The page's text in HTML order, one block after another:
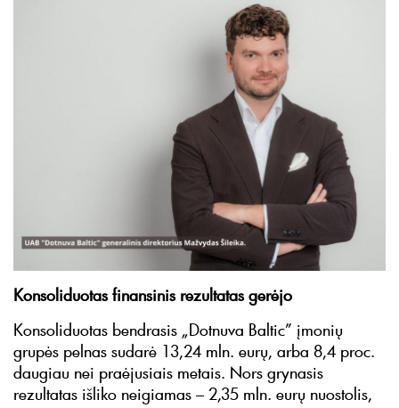
Konsoliduotas finansinis rezultatas gerėjo
Konsoliduotas bendrasis „Dotnuva Baltic” įmonių
grupės pelnas sudarė 13,24 mln. eurų, arba 8,4 proc.
daugiau nei praėjusiais metais. Nors grynasis
rezultatas išliko neigiamas – 2,35 mln. eurų nuostolis,